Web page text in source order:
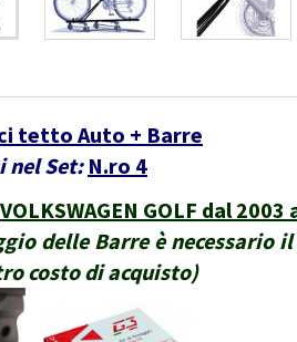
tetto Auto + Barre
nel Set: N.ro 4
VOLKSWAGEN GOLF dal
delle Barre è necessario
costo di acquisto)